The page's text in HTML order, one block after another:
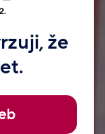
Pšejových.
od našeho táty
světě. Přihlaste
že